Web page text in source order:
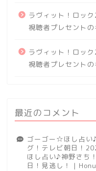
ラヴィット！ロッ
視聴者プレセントの
ラヴィット！ロッ
視聴者プレセントの
最近のコメント
ゴーゴー☆ほし占い
グ！テレビ朝日！
ほし占い♪神野さち
日！見逃し！ |